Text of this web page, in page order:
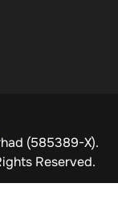
(585389-X).
Reserved.